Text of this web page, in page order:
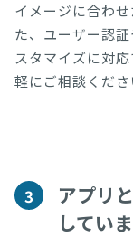
イメージに合わ
た、ユーザー認
スタマイズに対
軽にご相談くださ
3
アプリ
してい